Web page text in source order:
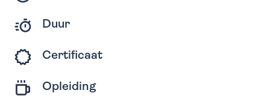
Duur
Certificaat
Opleiding